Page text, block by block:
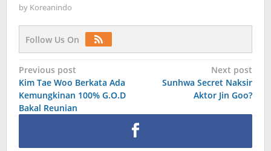
by Koreanindo
Follow Us On
Post
navigation
Previous post
Kim Tae Woo Berkata Ada
Kemungkinan 100% G.O.D
Bakal Reunian
Next post
Sunhwa Secret Naksir
Aktor Jin Goo?